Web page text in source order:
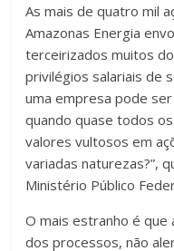
As mais de quatro mil
Amazonas Energia
terceirizados muitos
privilégios salariais de
uma empresa pode
quando quase todos
valores vultosos em
variadas naturezas?”,
Ministério Público
O mais estranho é que
dos processos, não